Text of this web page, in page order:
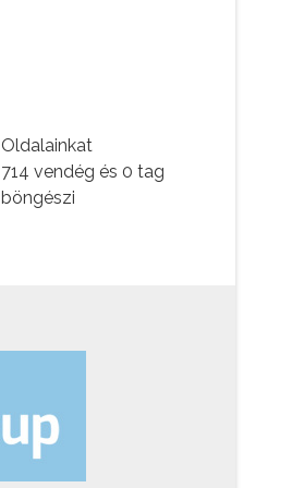
Oldalainkat
714 vendég és 0 tag
böngészi